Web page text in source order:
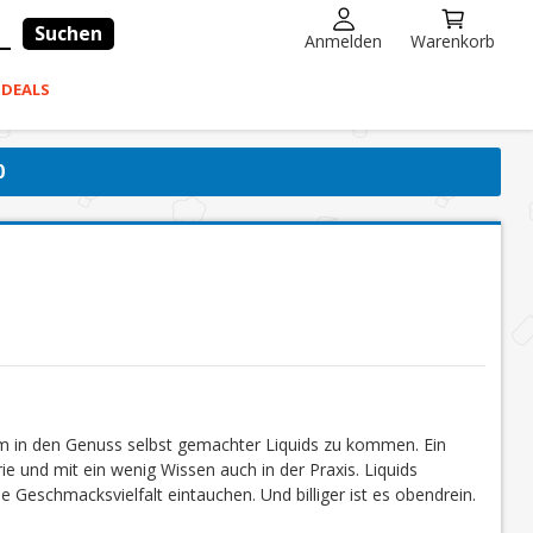
Suchen Anmelden Warenkorb
den Genuss selbst gemachter Liquids zu kommen. Ein
und mit ein wenig Wissen auch in der Praxis. Liquids
eintauchen. Und billiger ist es obendrein.